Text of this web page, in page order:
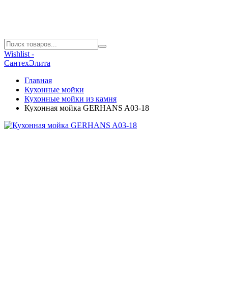
Wishlist -
СантехЭлита
Главная
Кухонные мойки
Кухонные мойки из камня
Кухонная мойка GERHANS A03-18